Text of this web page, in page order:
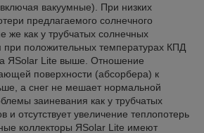
вакуумные). При низких
предлагаемого солнечного
же как у трубчатых солнечных
при положительных температурах КПД
ЯSolar Lite выше. Отношение
поверхности (абсорбера) к
а снег не мешает нормальной
заиневания как у трубчатых
и отсутствует увеличение теплопотерь
коллекторы ЯSolar Lite имеют